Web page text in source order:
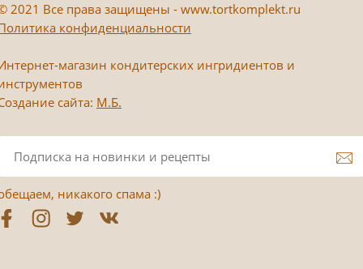
2021 Все права защищены - www.tortkomplekt.ru
конфиденциальности
магазин кондитерских ингридиентов и
сайта: М.Б.
никакого спама :)